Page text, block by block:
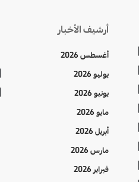
أرشيف الأخبار
أغسطس 2026
يوليو 2026
يونيو 2026
مايو 2026
أبريل 2026
مارس 2026
فبراير 2026